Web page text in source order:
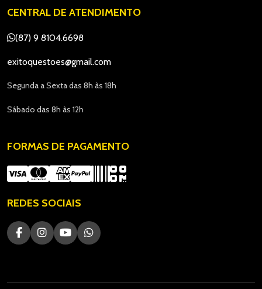
CENTRAL DE ATENDIMENTO
(87) 9 8104.6698
exitoquestoes@gmail.com
Segunda a Sexta das 8h às 18h
Sábado das 8h às 12h
FORMAS DE PAGAMENTO
REDES SOCIAIS